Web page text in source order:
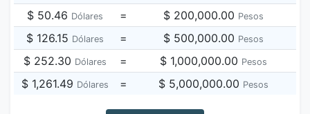
$ 50.46 Dólares = $ 200,000.00 Pesos
$ 126.15 Dólares = $ 500,000.00 Pesos
$ 252.30 Dólares = $ 1,000,000.00 Pesos
$ 1,261.49 Dólares = $ 5,000,000.00 Pesos